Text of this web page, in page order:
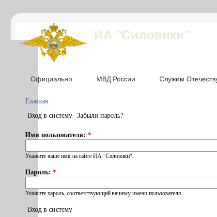
ИА "Силовики"
Официально МВД России Служим
Главная
Вход в систему Забыли пароль?
Имя пользователя: *
Укажите ваше имя на сайте ИА "Силовики".
Пароль: *
Укажите пароль, соответствующий вашему имени пользователя.
Вход в систему